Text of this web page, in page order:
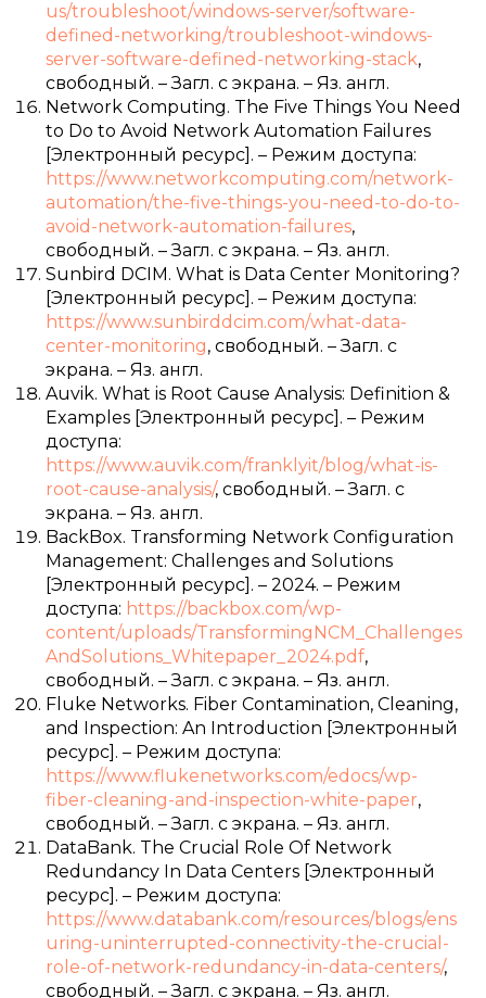
us/troubleshoot/windows-server/software-
defined-networking/troubleshoot-windows-
server-software-defined-networking-stack,
свободный. – Загл. с экрана. – Яз. англ.
Network Computing. The Five Things You Need
to Do to Avoid Network Automation Failures
[Электронный ресурс]. – Режим доступа:
https://www.networkcomputing.com/network-
automation/the-five-things-you-need-to-do-to-
avoid-network-automation-failures,
свободный. – Загл. с экрана. – Яз. англ.
Sunbird DCIM. What is Data Center Monitoring?
[Электронный ресурс]. – Режим доступа:
https://www.sunbirddcim.com/what-data-
center-monitoring, свободный. – Загл. с
экрана. – Яз. англ.
Auvik. What is Root Cause Analysis: Definition &
Examples [Электронный ресурс]. – Режим
доступа:
https://www.auvik.com/franklyit/blog/what-is-
root-cause-analysis/, свободный. – Загл. с
экрана. – Яз. англ.
BackBox. Transforming Network Configuration
Management: Challenges and Solutions
[Электронный ресурс]. – 2024. – Режим
доступа: https://backbox.com/wp-
content/uploads/TransformingNCM_Challenges
AndSolutions_Whitepaper_2024.pdf,
свободный. – Загл. с экрана. – Яз. англ.
Fluke Networks. Fiber Contamination, Cleaning,
and Inspection: An Introduction [Электронный
ресурс]. – Режим доступа:
https://www.flukenetworks.com/edocs/wp-
fiber-cleaning-and-inspection-white-paper,
свободный. – Загл. с экрана. – Яз. англ.
DataBank. The Crucial Role Of Network
Redundancy In Data Centers [Электронный
ресурс]. – Режим доступа:
https://www.databank.com/resources/blogs/ens
uring-uninterrupted-connectivity-the-crucial-
role-of-network-redundancy-in-data-centers/,
свободный. – Загл. с экрана. – Яз. англ.